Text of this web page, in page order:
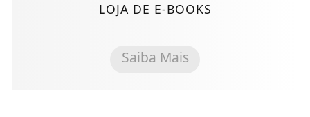
LOJA DE E-BOOKS
Saiba Mais